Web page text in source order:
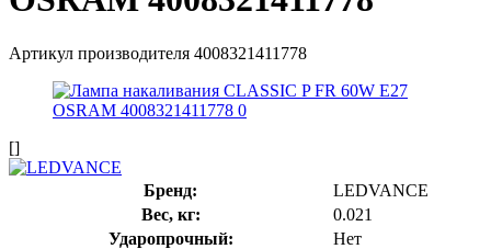
Артикул производителя 4008321411778
[]
Бренд:
LEDVANCE
Вес, кг:
0.021
Ударопрочный:
Нет